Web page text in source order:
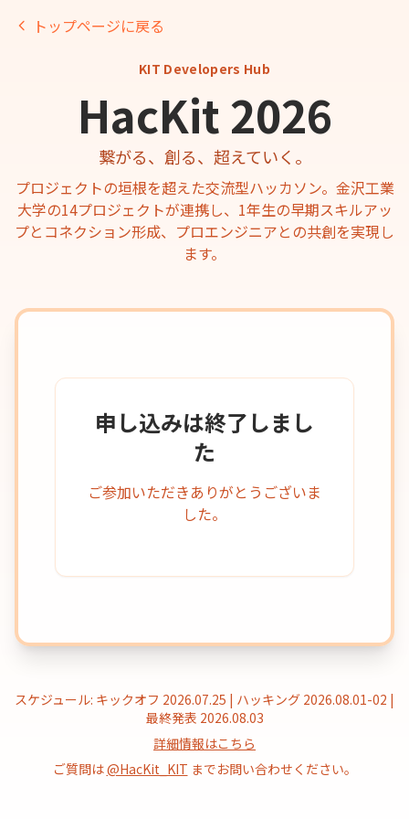
トップページに戻る
KIT Developers Hub
HacKit 2026
繋がる、創る、超えていく。
プロジェクトの垣根を超えた交流型ハッカソン。金沢工業
大学の14プロジェクトが連携し、1年生の早期スキルアッ
プとコネクション形成、プロエンジニアとの共創を実現し
ます。
申し込みは終了しまし
た
ご参加いただきありがとうございま
した。
スケジュール: キックオフ 2026.07.25 | ハッキング 2026.08.01-02 |
最終発表 2026.08.03
詳細情報はこちら
ご質問は@HacKit_KIT までお問い合わせください。